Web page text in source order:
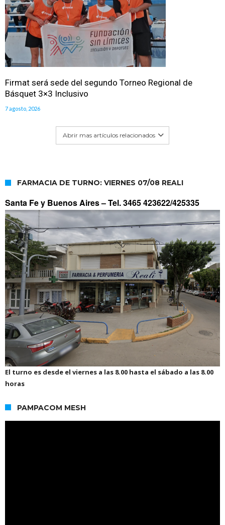
Firmat será sede del segundo Torneo Regional de
Básquet 3×3 Inclusivo
7 agosto, 2026
Abrir mas artículos relacionados
FARMACIA DE TURNO: VIERNES 07/08 REALI
Santa Fe y Buenos Aires –Tel. 3465 423622/425335
El turno es desde el viernes a las 8.00 hasta el sábado a las 8.00
horas
PAMPACOM MESH